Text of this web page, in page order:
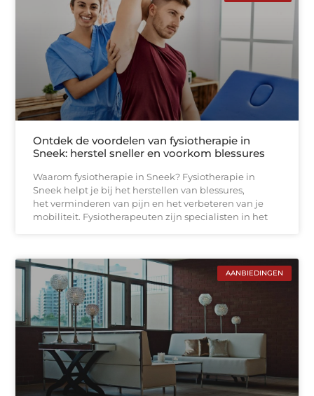
Ontdek de voordelen van fysiotherapie in
Sneek: herstel sneller en voorkom blessures
Waarom fysiotherapie in Sneek? Fysiotherapie in
Sneek helpt je bij het herstellen van blessures,
het verminderen van pijn en het verbeteren van je
mobiliteit. Fysiotherapeuten zijn specialisten in het
AANBIEDINGEN